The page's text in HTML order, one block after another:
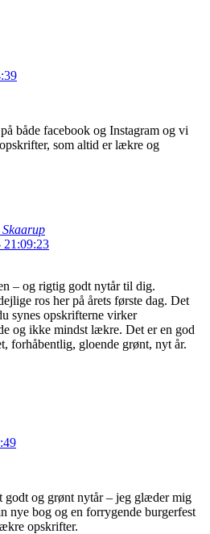
både facebook og Instagram og vi
som altid er lækre og
21:09:23
– og rigtig godt nytår til dig.
ros her på årets første dag. Det
synes opskrifterne virker
og ikke mindst lækre. Det er en god
forhåbentlig, gloende grønt, nyt år.
godt og grønt nytår – jeg glæder mig
nye bog og en forrygende burgerfest
opskrifter.